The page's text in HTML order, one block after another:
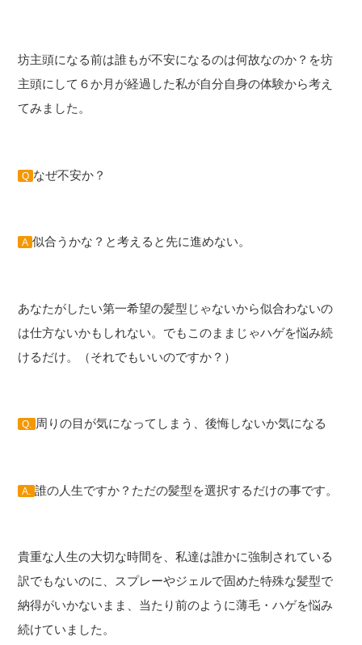
坊主頭になる前は誰もが不安になるのは何故なのか？を坊
主頭にして６か月が経過した私が自分自身の体験から考え
てみました。
Q なぜ不安か？
A 似合うかな？と考えると先に進めない。
あなたがしたい第一希望の髪型じゃないから似合わないの
は仕方ないかもしれない。でもこのままじゃハゲを悩み続
けるだけ。（それでもいいのですか？）
Q. 周りの目が気になってしまう、後悔しないか気になる
A. 誰の人生ですか？ただの髪型を選択するだけの事です。
貴重な人生の大切な時間を、私達は誰かに強制されている
訳でもないのに、スプレーやジェルで固めた特殊な髪型で
納得がいかないまま、当たり前のように薄毛・ハゲを悩み
続けていました。